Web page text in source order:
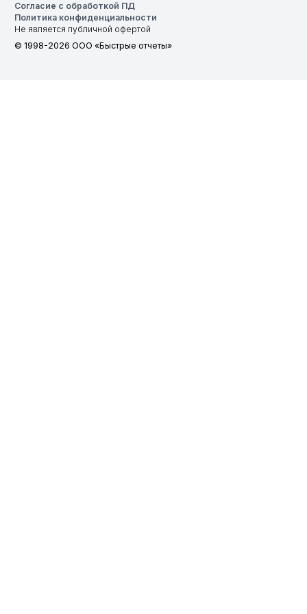
Согласие с обработкой ПД
Политика конфиденциальности
Не является публичной офертой
© 1998-2026 ООО «Быстрые отчеты»